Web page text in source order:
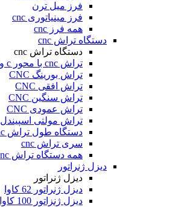
فرز میل ترن
فرز مینیاتوری cnc
همه فرز cnc
دستگاه تراش cnc
دستگاه تراش cnc
تراش cnc با محور c و y
تراش بورینگ CNC
تراش افقی CNC
تراش سنگین CNC
تراش عمودی CNC
تراش مولتی اسپیندل
دستگاه طول تراش cnc
سری تراش cnc
همه دستگاه تراش cnc
دیزل ژنراتور
دیزل ژنراتور
دیزل ژنراتور 62 کاوا
دیزل ژنزاتور 100 کاوا